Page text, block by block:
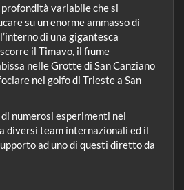
variabile che si
su un enorme ammasso di
di una gigantesca
il Timavo, il fiume
nelle Grotte di San Canziano
nel golfo di Trieste a San
numerosi esperimenti nel
diversi team internazionali ed il
ad uno di questi diretto da